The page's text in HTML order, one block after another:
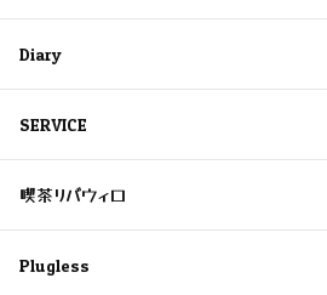
Diary
SERVICE
喫茶リバウィロ
Plugless